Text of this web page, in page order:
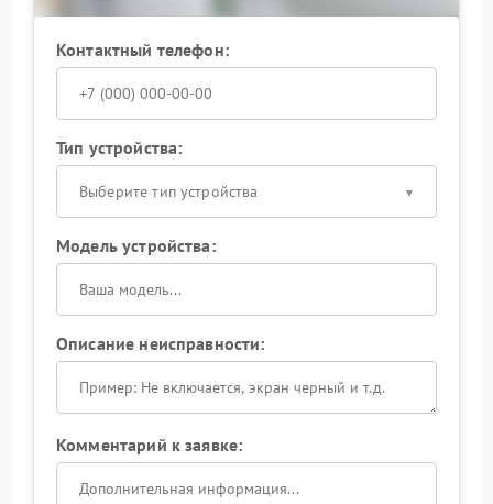
Контактный телефон:
Тип устройства:
Выберите тип устройства
Модель устройства:
Описание неисправности:
Комментарий к заявке: